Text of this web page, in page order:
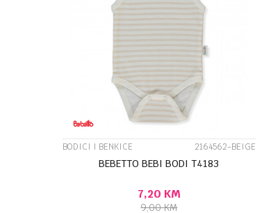
UPOREDI
BODICI I BENKICE 2164562-BEIGE
BEBETTO BEBI BODI T4183
7,20 KM
9,00KM